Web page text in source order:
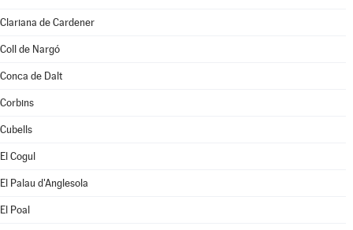
Clariana de Cardener
Coll de Nargó
Conca de Dalt
Corbins
Cubells
El Cogul
El Palau d'Anglesola
El Poal